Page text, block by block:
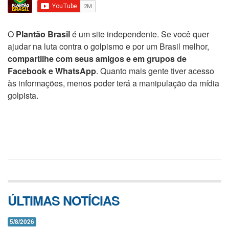
O Plantão Brasilé um site independente. Se você quer
ajudar na luta contra o golpismo e por um Brasil melhor,
compartilhe com seus amigos e em grupos de
Facebook e WhatsApp. Quanto mais gente tiver acesso
às informações, menos poder terá a manipulação da mídia
golpista.
ÚLTIMAS NOTÍCIAS
5/8/2026